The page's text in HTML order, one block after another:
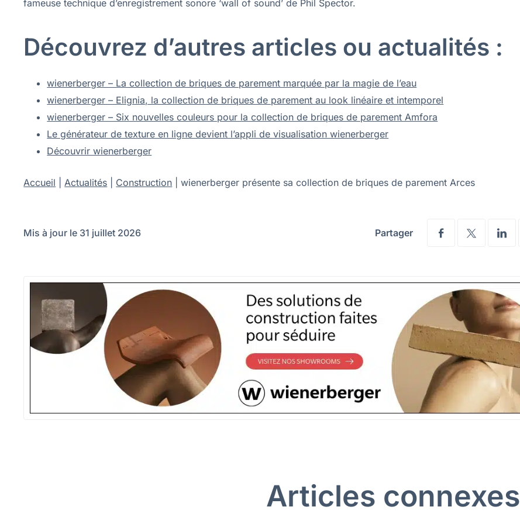
fameuse technique d’enregistrement sonore ‘wall of sound’ de Phil Spector.
Découvrez d’autres articles ou actualités :
wienerberger – La collection de briques de parement marquée par la magie de l’eau
wienerberger – Elignia, la collection de briques de parement au look linéaire et intemporel
wienerberger – Six nouvelles couleurs pour la collection de briques de parement Amfora
Le générateur de texture en ligne devient l’appli de visualisation wienerberger
Découvrir wienerberger
Accueil Actualités Construction |wienerberger présente sa collection de briques de parement Arces
Mis à jour le 31 juillet 2026 Partager
Articles connexes